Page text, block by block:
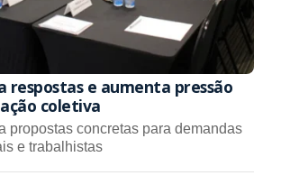
respostas e aumenta pressão
coletiva
propostas concretas para demandas
e trabalhistas